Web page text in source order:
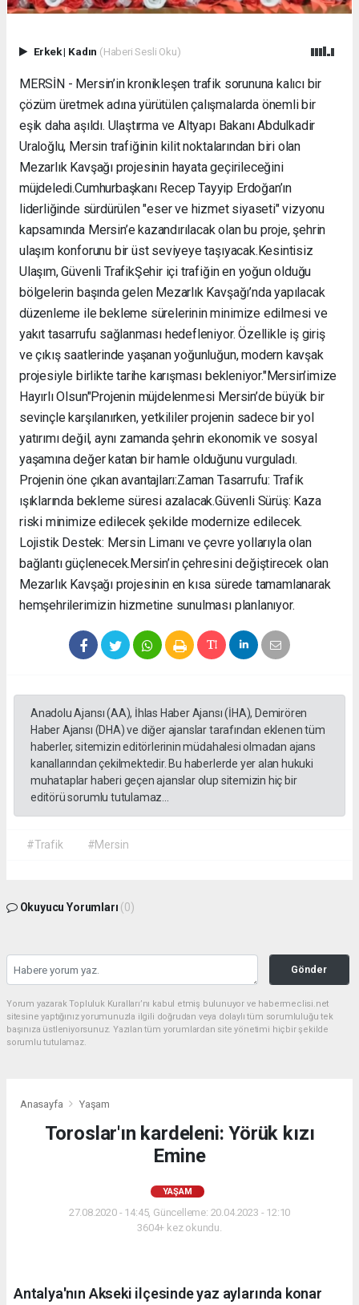
Erkek| Kadın (Haberi Sesli Oku)
MERSİN - Mersin’in kronikleşen trafik sorununa kalıcı bir
çözüm üretmek adına yürütülen çalışmalarda önemli bir
eşik daha aşıldı. Ulaştırma ve Altyapı Bakanı Abdulkadir
Uraloğlu, Mersin trafiğinin kilit noktalarından biri olan
Mezarlık Kavşağı projesinin hayata geçirileceğini
müjdeledi. ​Cumhurbaşkanı Recep Tayyip Erdoğan’ın
liderliğinde sürdürülen "eser ve hizmet siyaseti" vizyonu
kapsamında Mersin’e kazandırılacak olan bu proje, şehrin
ulaşım konforunu bir üst seviyeye taşıyacak. ​Kesintisiz
Ulaşım, Güvenli Trafik ​Şehir içi trafiğin en yoğun olduğu
bölgelerin başında gelen Mezarlık Kavşağı’nda yapılacak
düzenleme ile bekleme sürelerinin minimize edilmesi ve
yakıt tasarrufu sağlanması hedefleniyor. Özellikle iş giriş
ve çıkış saatlerinde yaşanan yoğunluğun, modern kavşak
projesiyle birlikte tarihe karışması bekleniyor. ​"Mersin’imize
Hayırlı Olsun" ​Projenin müjdelenmesi Mersin’de büyük bir
sevinçle karşılanırken, yetkililer projenin sadece bir yol
yatırımı değil, aynı zamanda şehrin ekonomik ve sosyal
yaşamına değer katan bir hamle olduğunu vurguladı. ​
Projenin öne çıkan avantajları: ​Zaman Tasarrufu: Trafik
ışıklarında bekleme süresi azalacak. ​Güvenli Sürüş: Kaza
riski minimize edilecek şekilde modernize edilecek. ​
Lojistik Destek: Mersin Limanı ve çevre yollarıyla olan
bağlantı güçlenecek. ​Mersin’in çehresini değiştirecek olan
Mezarlık Kavşağı projesinin en kısa sürede tamamlanarak
hemşehrilerimizin hizmetine sunulması planlanıyor.
Anadolu Ajansı (AA), İhlas Haber Ajansı (İHA), Demirören
Haber Ajansı (DHA) ve diğer ajanslar tarafından eklenen tüm
haberler, sitemizin editörlerinin müdahalesi olmadan ajans
kanallarından çekilmektedir. Bu haberlerde yer alan hukuki
muhataplar haberi geçen ajanslar olup sitemizin hiç bir
editörü sorumlu tutulamaz...
#Trafik #Mersin
Okuyucu Yorumları (0)
Gönder
Yorum yazarak Topluluk Kuralları’nı kabul etmiş bulunuyor ve habermeclisi.net
sitesine yaptığınız yorumunuzla ilgili doğrudan veya dolaylı tüm sorumluluğu tek
başınıza üstleniyorsunuz. Yazılan tüm yorumlardan site yönetimi hiçbir şekilde
sorumlu tutulamaz.
Anasayfa Yaşam
Toroslar'ın kardeleni: Yörük kızı
Emine
YAŞAM
27.08.2020 - 14:45, Güncelleme: 20.04.2023 - 12:10
3604+ kez okundu.
Antalya'nın Akseki ilçesinde yaz aylarında konar